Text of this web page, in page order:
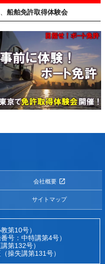
船舶免許取得体験会
会社概要
サイトマップ
第10号）
号：中特講第4号）
第132号）
操失講第131号）